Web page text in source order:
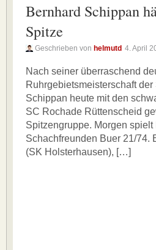
Bernhard Schippan
Spitze
Geschrieben von helmutd 4. April
Nach seiner überraschend
Ruhrgebietsmeisterschaft
Schippan heute mit den
SC Rochade Rüttenscheid
Spitzengruppe. Morgen
Schachfreunden Buer 21/74.
(SK Holsterhausen), […]